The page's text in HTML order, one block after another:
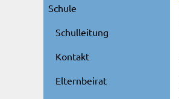
Schule
Schulleitung
Kontakt
Elternbeirat